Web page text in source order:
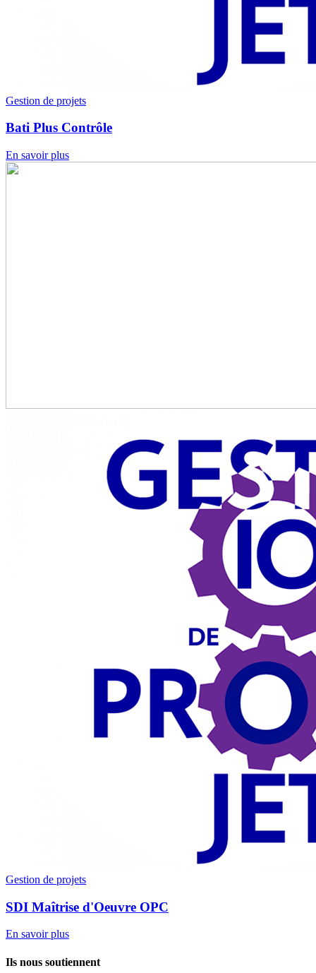
Gestion de projets
Bati Plus Contrôle
En savoir plus
Gestion de projets
SDI Maîtrise d'Oeuvre OPC
En savoir plus
Ils nous soutiennent